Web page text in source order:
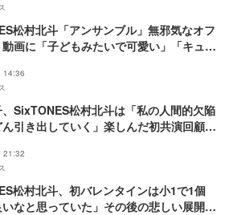
松村北斗「アンサンブル」無邪気なオフ
画に「子どもみたいで可愛い」「キュン
14:36
SixTONES松村北斗は「私の人間的欠陥
引き出していく」楽しんだ初共演回顧
21:32
松村北斗、初バレンタインは小1で1個
いなと思っていた」その後の悲しい展開明